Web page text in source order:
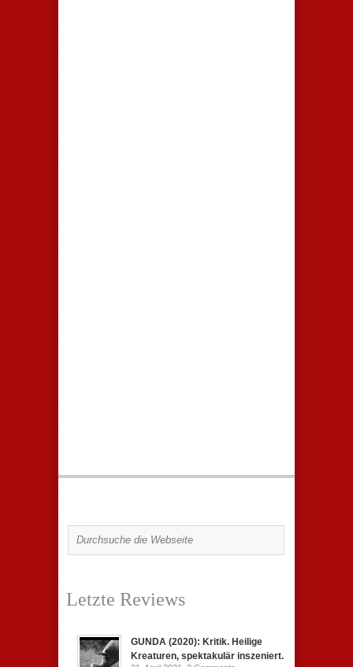
Letzte Reviews
GUNDA (2020): Kritik. Heilige
Kreaturen, spektakulär inszeniert.